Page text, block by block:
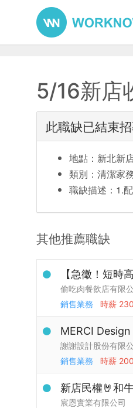
5/16新店
此職缺已結束
地點：新北新
類別：清潔家
職缺描述：1.
其他推薦職缺
【急徵！短時
偷吃肉餐飲店有限
銷售業務
時薪
MERCI
謝謝設計股份有限
銷售業務
時薪
新店民權🤘和
宸恩實業有限公司